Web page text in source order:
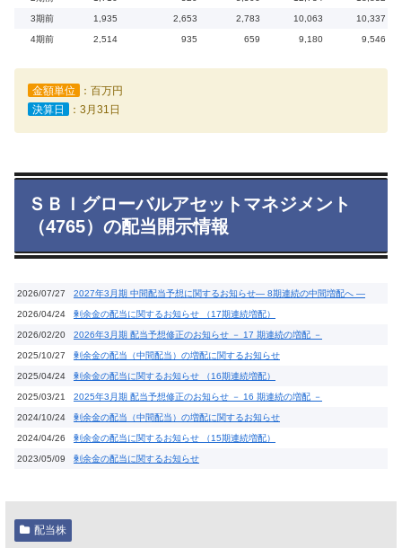
3期前 1,935 2,653 2,783 10,063 10,337
4期前 2,514 935 659 9,180 9,546
金額単位
：百万円
決算日
：3月31日
ＳＢＩグローバルアセットマネジメント
（4765）の配当開示情報
2026/07/27 2027年3月期 中間配当予想に関するお知らせ― 8期連続の中間増配へ ―
2026/04/24 剰余金の配当に関するお知らせ （17期連続増配）
2026/02/20 2026年3月期 配当予想修正のお知らせ － 17 期連続の増配 －
2025/10/27 剰余金の配当（中間配当）の増配に関するお知らせ
2025/04/24 剰余金の配当に関するお知らせ （16期連続増配）
2025/03/21 2025年3月期 配当予想修正のお知らせ － 16 期連続の増配 －
2024/10/24 剰余金の配当（中間配当）の増配に関するお知らせ
2024/04/26 剰余金の配当に関するお知らせ （15期連続増配）
2023/05/09 剰余金の配当に関するお知らせ
配当株